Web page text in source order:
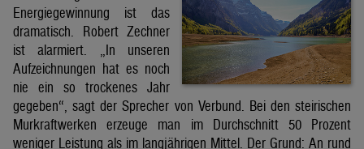
Energiegewinnung ist das
dramatisch. Robert Zechner
ist alarmiert. „In unseren
Aufzeichnungen hat es noch
nie ein so trockenes Jahr
gegeben“, sagt der Sprecher von Verbund. Bei den steirischen
Murkraftwerken erzeuge man im Durchschnitt 50 Prozent
weniger Leistung als im langjährigen Mittel. Der Grund: An rund